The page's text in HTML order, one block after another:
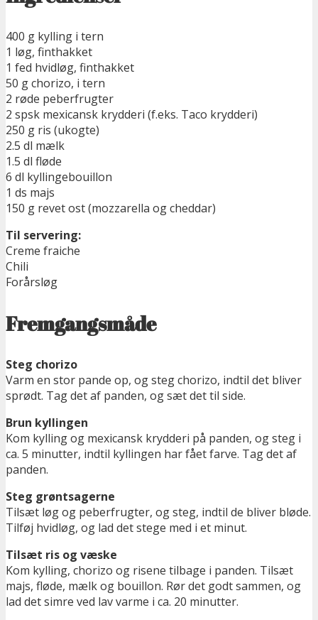
400 g kylling i tern
1 løg, finthakket
1 fed hvidløg, finthakket
50 g chorizo, i tern
2 røde peberfrugter
2 spsk mexicansk krydderi (f.eks. Taco krydderi)
250 g ris (ukogte)
2.5 dl mælk
1.5 dl fløde
6 dl kyllingebouillon
1 ds majs
150 g revet ost (mozzarella og cheddar)
Til servering:
Creme fraiche
Chili
Forårsløg
Fremgangsmåde
Steg chorizo
Varm en stor pande op, og steg chorizo, indtil det bliver
sprødt. Tag det af panden, og sæt det til side.
Brun kyllingen
Kom kylling og mexicansk krydderi på panden, og steg i
ca. 5 minutter, indtil kyllingen har fået farve. Tag det af
panden.
Steg grøntsagerne
Tilsæt løg og peberfrugter, og steg, indtil de bliver bløde.
Tilføj hvidløg, og lad det stege med i et minut.
Tilsæt ris og væske
Kom kylling, chorizo og risene tilbage i panden. Tilsæt
majs, fløde, mælk og bouillon. Rør det godt sammen, og
lad det simre ved lav varme i ca. 20 minutter.